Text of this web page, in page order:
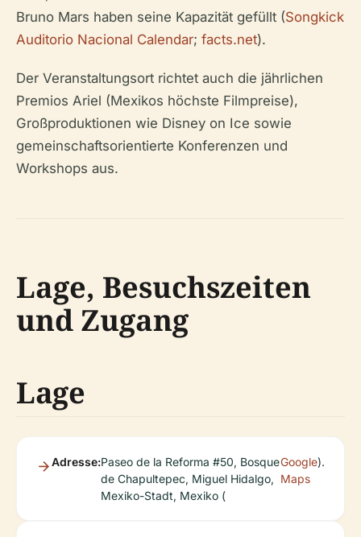
Bruno Mars haben seine Kapazität gefüllt (Songkick
Auditorio Nacional Calendar; facts.net).
Der Veranstaltungsort richtet auch die jährlichen
Premios Ariel (Mexikos höchste Filmpreise),
Großproduktionen wie Disney on Ice sowie
gemeinschaftsorientierte Konferenzen und
Workshops aus.
Lage, Besuchszeiten
und Zugang
Lage
Adresse:Paseo de la Reforma #50, Bosque
de Chapultepec, Miguel Hidalgo,
Mexiko-Stadt, Mexiko (
Google
Maps
).